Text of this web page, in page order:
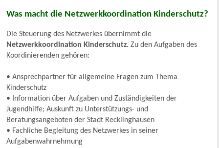
Was macht die Netzwerkkoordination Kinderschutz?
Die Steuerung des Netzwerkes übernimmt die
Netzwerkkoordination Kinderschutz. Zu den Aufgaben des
Koordinierenden gehören:
• Ansprechpartner für allgemeine Fragen zum Thema
Kinderschutz
• Information über Aufgaben und Zuständigkeiten der
Jugendhilfe; Auskunft zu Unterstützungs- und
Beratungsangeboten der Stadt Recklinghausen
• Fachliche Begleitung des Netzwerkes in seiner
Aufgabenwahrnehmung